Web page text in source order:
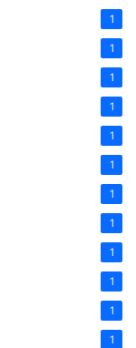
1
1
1
1
1
1
1
1
1
1
1
1